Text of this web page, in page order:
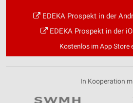
EDEKA Prospekt in der
EDEKA Prospekt in der
Kostenlos im App Store
In Kooperation